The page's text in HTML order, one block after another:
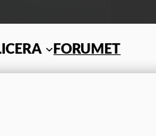
FORUMET